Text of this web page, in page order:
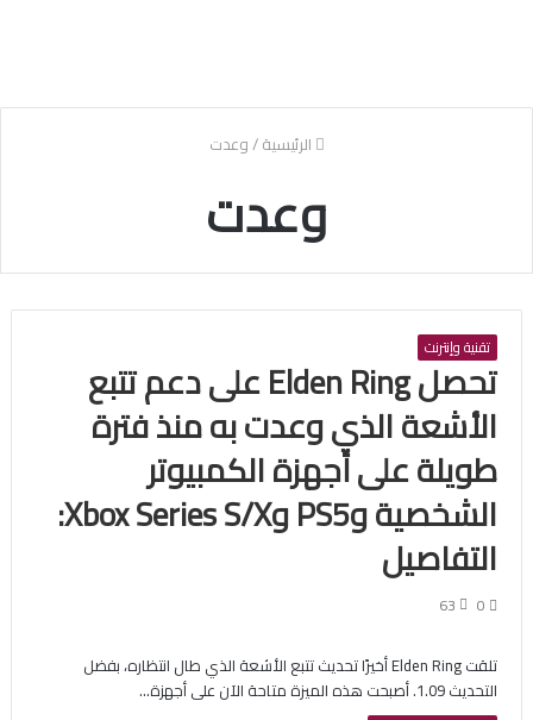
الرئيسية/وعدت
وعدت
تقنية وإنترنت
تحصل Elden Ring على دعم تتبع
الأشعة الذي وعدت به منذ فترة
طويلة على أجهزة الكمبيوتر
الشخصية وPS5 وXbox Series S/X:
التفاصيل
0
63
تلقت Elden Ring أخيرًا تحديث تتبع الأشعة الذي طال انتظاره، بفضل
التحديث 1.09. أصبحت هذه الميزة متاحة الآن على أجهزة…